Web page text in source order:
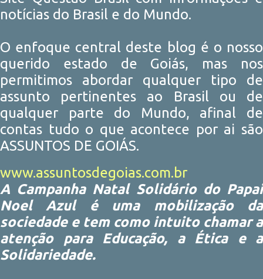
notícias do Brasil e do Mundo.
O enfoque central deste blog é o nosso
querido estado de Goiás, mas nos
permitimos abordar qualquer tipo de
assunto pertinentes ao Brasil ou de
qualquer parte do Mundo, afinal de
contas tudo o que acontece por ai são
ASSUNTOS DE GOIÁS.
www.assuntosdegoias.com.br
A Campanha Natal Solidário do Papai
Noel Azul é uma mobilização da
sociedade e tem como intuito chamar a
atenção para Educação, a Ética e a
Solidariedade.